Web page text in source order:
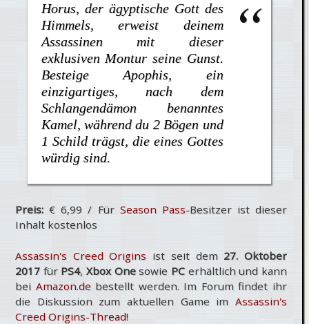
Horus, der ägyptische Gott des
Himmels, erweist deinem
Assassinen mit dieser
exklusiven Montur seine Gunst.
Besteige Apophis, ein
einzigartiges, nach dem
Schlangendämon benanntes
Kamel, während du 2 Bögen und
1 Schild trägst, die eines Gottes
würdig sind.
Preis:€ 6,99 / Für Season Pass-Besitzer ist dieser
Inhalt kostenlos
Assassin's Creed Origins ist seit dem 27. Oktober
2017 für PS4,Xbox Onesowie PCerhältlich und kann
bei Amazon.debestellt werden. Im Forum findet ihr
die Diskussion zum aktuellen Game im Assassin's
Creed Origins-Thread!